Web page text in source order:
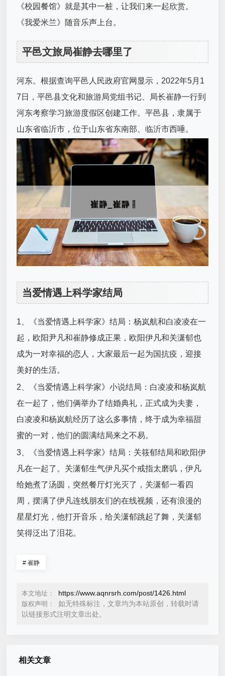
《校园餐馆》就是其中一桩，让我们来一起欣赏。
《我爱米兰》随音乐声上台。
平邑文旅局崔静去哪里了
河东。根据查询平邑人民政府官网显示，2022年5月1
7日，平邑县文化和旅游局党组书记、局长崔静一行到
河东考察学习旅游度假区创建工作。平邑县，隶属于
山东省临沂市，位于山东省东南部、临沂市西唾。
当爱情遇上科学家结局
1、《当爱情遇上科学家》结局：杨岚航和白凌凌在一
起，欧阳尹凡和崔静修成正果，欧阳伊凡和关潇郁也
成为一对幸福的恋人，大家最后一起为国抗疫，迎接
美好的生活。
2、《当爱情遇上科学家》小说结局：白凌凌和杨岚航
在一起了，他们俩举办了结婚典礼，正式成为夫妻，
白凌凌和杨岚航经历了这么多事情，终于成为幸福甜
蜜的一对，他们的圆满结局来之不易。
3、《当爱情遇上科学家》结局：关筱郁结局和欧阳伊
凡在一起了。关潇郁生气伊凡买个戒指太磨叽，伊凡
给她煮了汤圆，突然餐厅灯光灭了，关潇郁一看四
周，摆满了伊凡连线朋友们的在线视频，还有浪漫的
星星灯光，他打开音乐，给关潇郁跳起了舞，关潇郁
笑得泛出了泪花。
# 崔静
本文地址： https://www.aqnrsrh.com/post/1426.html
版权声明：
如无特殊标注，文章均为本站原创，转载时请
以链接形式注明文章出处。
相关文章